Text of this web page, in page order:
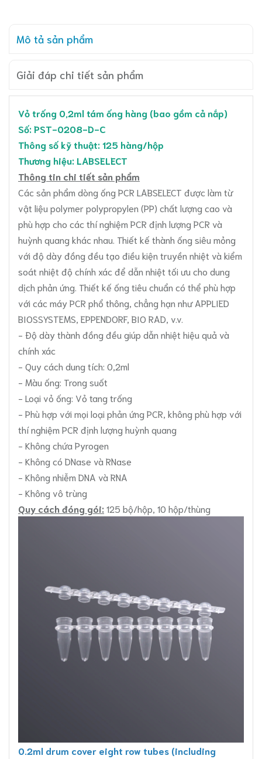
Mô tả sản phẩm
Giải đáp chi tiết sản phẩm
Vỏ trống 0,2ml tám ống hàng (bao gồm cả nắp)
Số: PST-0208-D-C
Thông số kỹ thuật: 125 hàng/hộp
Thương hiệu: LABSELECT
Thông tin chi tiết sản phẩm
Các sản phẩm dòng ống PCR LABSELECT được làm từ
vật liệu polymer polypropylen (PP) chất lượng cao và
phù hợp cho các thí nghiệm PCR định lượng PCR và
huỳnh quang khác nhau. Thiết kế thành ống siêu mỏng
với độ dày đồng đều tạo điều kiện truyền nhiệt và kiểm
soát nhiệt độ chính xác để dẫn nhiệt tối ưu cho dung
dịch phản ứng. Thiết kế ống tiêu chuẩn có thể phù hợp
với các máy PCR phổ thông, chẳng hạn như APPLIED
BIOSSYSTEMS, EPPENDORF, BIO RAD, v.v.
- Độ dày thành đồng đều giúp dẫn nhiệt hiệu quả và
chính xác
- Quy cách dung tích: 0,2ml
- Màu ống: Trong suốt
- Loại vỏ ống: Vỏ tang trống
- Phù hợp với mọi loại phản ứng PCR, không phù hợp với
thí nghiệm PCR định lượng huỳnh quang
- Không chứa Pyrogen
- Không có DNase và RNase
- Không nhiễm DNA và RNA
- Không vô trùng
Quy cách đóng gói: 125 bộ/hộp, 10 hộp/thùng
0.2ml drum cover eight row tubes (including